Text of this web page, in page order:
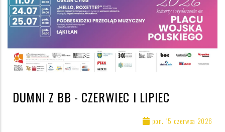
DUMNI Z BB - CZERWIEC I LIPIEC
pon. 15 czerwca 2026